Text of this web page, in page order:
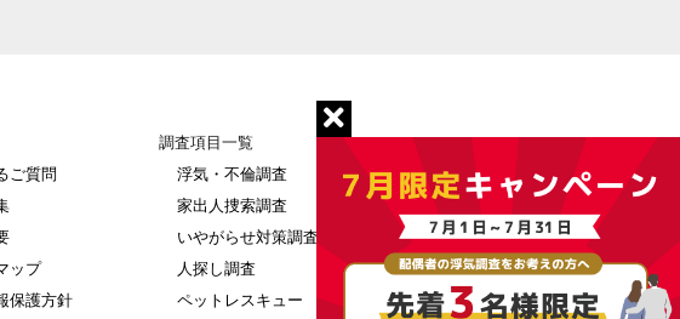
ご質問
ップ
保護方針
調査項目一覧
浮気・不倫調査
家出人捜索調査
いやがらせ対策調査
人探し調査
ペットレスキュー
雇用調査
社員不正解明
企業与信調査・信用調査
退社社員調査
社内セキュリティ構築